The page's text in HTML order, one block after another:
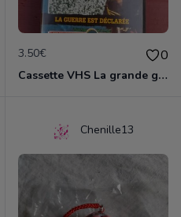
3.50€ 0
Cassette VHS La grande guerre 1914-1918
Chenille13